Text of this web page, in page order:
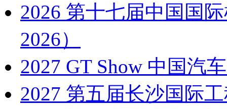
2026 第十七届中国国
2026）
2027 GT Show 中国汽
2027 第五届长沙国际